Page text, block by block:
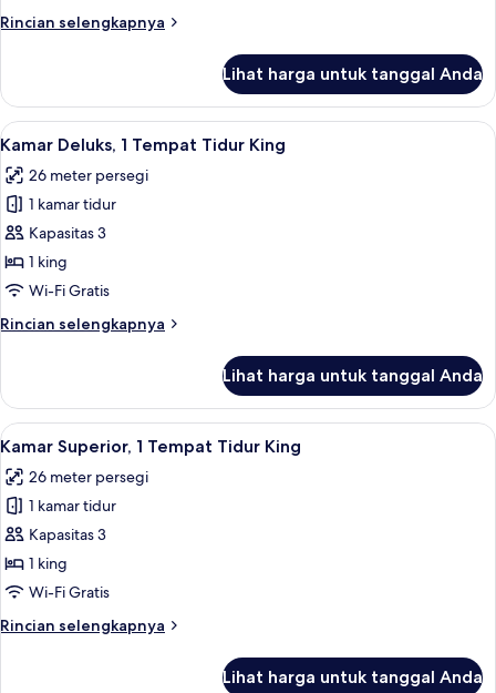
Queen
Rincian selengkapnya
Rincian
Kamar,
Tempat
Queen
Lihat harga untuk tanggal Anda
Lihat
semua
foto
untuk
Kamar
Deluks,
1
Tidur
Seprai premium, bantalan ekstra
2
Kamar Deluks, 1 Tempat Tidur King
26 meter persegi
1 kamar tidur
Kapasitas 3
1 king
Wi-Fi Gratis
Rincian selengkapnya
Rincian
Kamar
Deluks,
1
Tidur
King
Lihat harga untuk tanggal Anda
Lihat
semua
foto
untuk
Kamar
Superior,
1
Tidur
Seprai premium, bantalan ekstra
3
Kamar Superior, 1 Tempat Tidur King
26 meter persegi
1 kamar tidur
Kapasitas 3
1 king
Wi-Fi Gratis
Rincian selengkapnya
Rincian
Lihat harga untuk tanggal Anda